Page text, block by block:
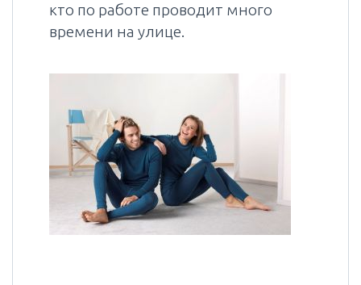
кто по работе проводит много
времени на улице.